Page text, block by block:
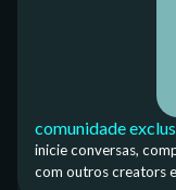
comunidade
inicie conversas,
com outros creators